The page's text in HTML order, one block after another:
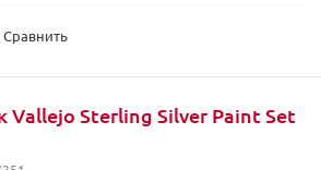
Сравнить
Vallejo Sterling Silver Paint Set